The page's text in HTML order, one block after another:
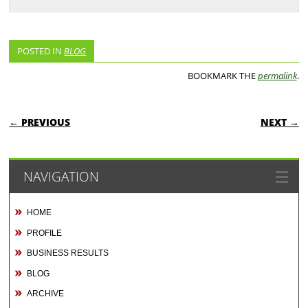
POSTED INBLOG
BOOKMARK THEpermalink.
POST NAVIGATION
← PREVIOUS NEXT →
NAVIGATION
HOME
PROFILE
BUSINESS RESULTS
BLOG
ARCHIVE